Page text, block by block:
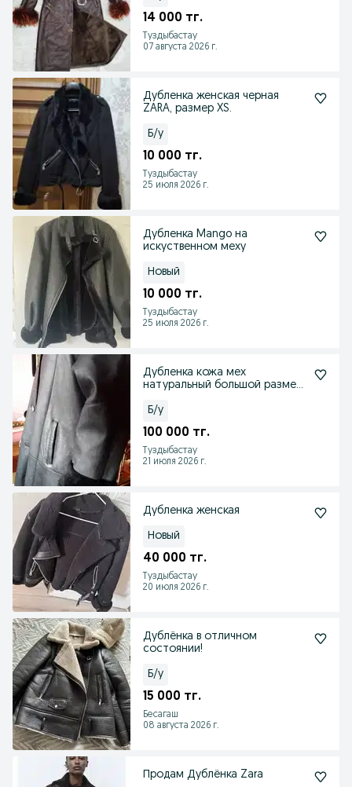
14 000 тг.
Туздыбастау
07 августа 2026 г.
Дубленка женская черная
ZARA, размер XS.
Б/у
10 000 тг.
Туздыбастау
25 июля 2026 г.
Дубленка Mango на
искуственном меху
Новый
10 000 тг.
Туздыбастау
25 июля 2026 г.
Дубленка кожа мех
натуральный большой размер
Б/у
100 000 тг.
Туздыбастау
21 июля 2026 г.
Дубленка женская
Новый
40 000 тг.
Туздыбастау
20 июля 2026 г.
Дублёнка в отличном
состоянии!
Б/у
15 000 тг.
Бесагаш
08 августа 2026 г.
Продам Дублёнка Zara